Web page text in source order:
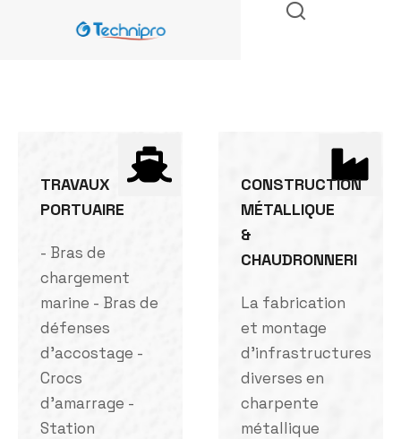
TRAVAUX
PORTUAIRE
- Bras de
chargement
marine - Bras de
défenses
d'accostage -
Crocs
d'amarrage -
Station
CONSTRUCTION
MÉTALLIQUE
&
CHAUDRONNERI
La fabrication
et montage
d'infrastructures
diverses en
charpente
métallique